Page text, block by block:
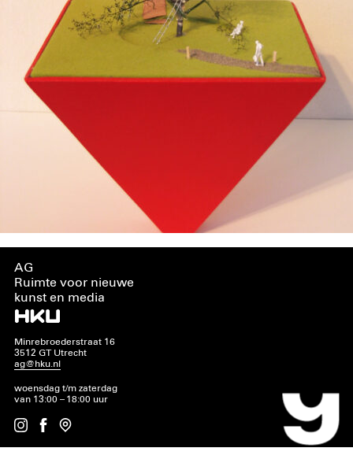
AG
Ruimte voor nieuwe
kunst en media
Minrebroederstraat 16
3512 GT Utrecht
ag@hku.nl
woensdag t/m zaterdag
van 13:00 – 18:00 uur